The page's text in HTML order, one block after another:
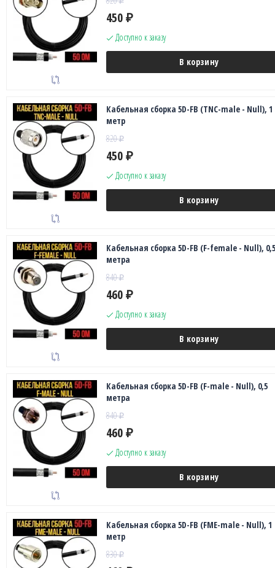
450 ₽
Доступно к заказу
В корзину
Кабельная сборка 5D-FB (TNC-male - Null), 1
метр
820₽
450 ₽
Доступно к заказу
В корзину
Кабельная сборка 5D-FB (F-female - Null), 0,5
метра
840₽
460 ₽
Доступно к заказу
В корзину
Кабельная сборка 5D-FB (F-male - Null), 0,5
метра
840₽
460 ₽
Доступно к заказу
В корзину
Кабельная сборка 5D-FB (FME-male - Null), 1
метр
830₽